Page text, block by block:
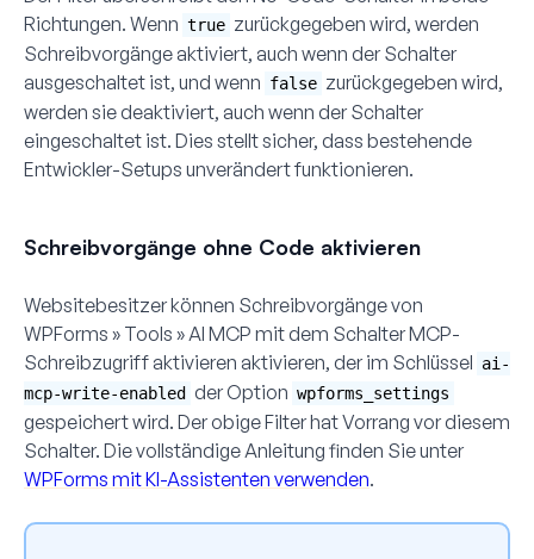
Richtungen. Wenn true zurückgegeben wird, werden
Schreibvorgänge aktiviert, auch wenn der Schalter
ausgeschaltet ist, und wenn false zurückgegeben wird,
werden sie deaktiviert, auch wenn der Schalter
eingeschaltet ist. Dies stellt sicher, dass bestehende
Entwickler-Setups unverändert funktionieren.
Schreibvorgänge ohne Code aktivieren
Websitebesitzer können Schreibvorgänge von
WPForms » Tools » AI MCP mit dem SchalterMCP-
Schreibzugriff aktivieren aktivieren, der im Schlüssel ai-
mcp-write-enabled der Option wpforms_settings
gespeichert wird. Der obige Filter hat Vorrang vor diesem
Schalter. Die vollständige Anleitung finden Sie unter
WPForms mit KI-Assistenten verwenden.